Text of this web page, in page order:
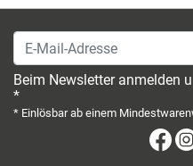
E-Mail-Adresse
Beim Newsletter anmelden
*
* Einlösbar ab einem